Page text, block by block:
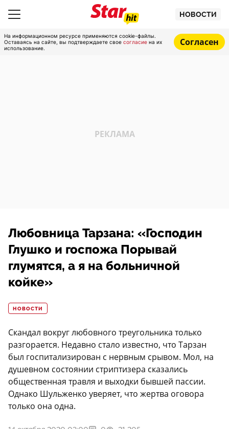
НОВОСТИ
На информационном ресурсе применяются cookie-файлы.
Оставаясь на сайте, вы подтверждаете свое согласие на их
использование.
Согласен
Любовница Тарзана: «Господин
Глушко и госпожа Порывай
глумятся, а я на больничной
койке»
НОВОСТИ
Скандал вокруг любовного треугольника только
разгорается. Недавно стало известно, что Тарзан
был госпитализирован с нервным срывом. Мол, на
душевном состоянии стриптизера сказались
общественная травля и выходки бывшей пассии.
Однако Шульженко уверяет, что жертва оговора
только она одна.